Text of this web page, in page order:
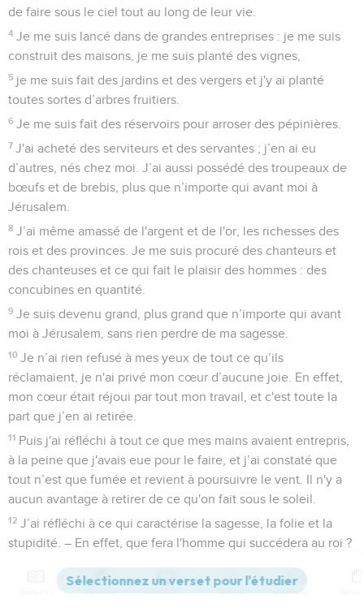
de faire sous le ciel tout au long de leur vie.
4 Je me suis lancé dans de grandes entreprises : je me suis
construit des maisons, je me suis planté des vignes,
5 je me suis fait des jardins et des vergers et j'y ai planté
toutes sortes d’arbres fruitiers.
6 Je me suis fait des réservoirs pour arroser des pépinières.
7 J'ai acheté des serviteurs et des servantes ; j’en ai eu
d’autres, nés chez moi. J’ai aussi possédé des troupeaux de
bœufs et de brebis, plus que n’importe qui avant moi à
Jérusalem.
8 J’ai même amassé de l'argent et de l'or, les richesses des
rois et des provinces. Je me suis procuré des chanteurs et
des chanteuses et ce qui fait le plaisir des hommes : des
concubines en quantité.
9 Je suis devenu grand, plus grand que n’importe qui avant
moi à Jérusalem, sans rien perdre de ma sagesse.
10 Je n’ai rien refusé à mes yeux de tout ce qu’ils
réclamaient, je n'ai privé mon cœur d’aucune joie. En effet,
mon cœur était réjoui par tout mon travail, et c'est toute la
part que j’en ai retirée.
11 Puis j'ai réfléchi à tout ce que mes mains avaient entrepris,
à la peine que j'avais eue pour le faire, et j’ai constaté que
tout n’est que fumée et revient à poursuivre le vent. Il n'y a
aucun avantage à retirer de ce qu'on fait sous le soleil.
12 J’ai réfléchi à ce qui caractérise la sagesse, la folie et la
stupidité. – En effet, que fera l'homme qui succédera au roi ?
J’ai vu que la sagesse a sur la folie le même avantage que
Versions Commentaires Strong